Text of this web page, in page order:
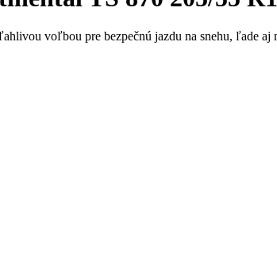
voľbou pre bezpečnú jazdu na snehu, ľade